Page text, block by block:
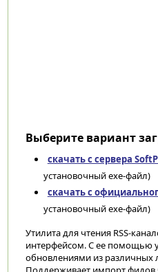
Выберите вариант
скачать с сервера
установочный exe-файл)
скачать с
установочный exe-файл)
Утилита для чтения RSS-
интерфейсом. С ее помощью
обновлениями из различных